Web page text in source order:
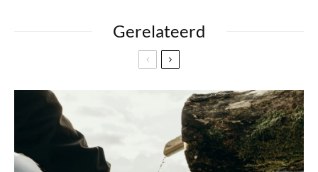
Gerelateerd